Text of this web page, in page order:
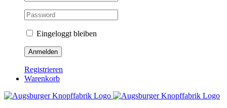
Eingeloggt bleiben
Registrieren
Warenkorb